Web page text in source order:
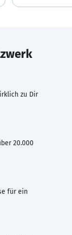
zu Dir
20.000
für ein